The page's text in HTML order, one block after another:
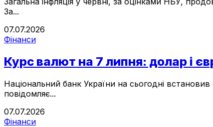
За...
07.07.2026
Фінанси
Курс валют на 7 липня: долар і
Національний банк України на сьогодні
повідомляє...
07.07.2026
Фінанси